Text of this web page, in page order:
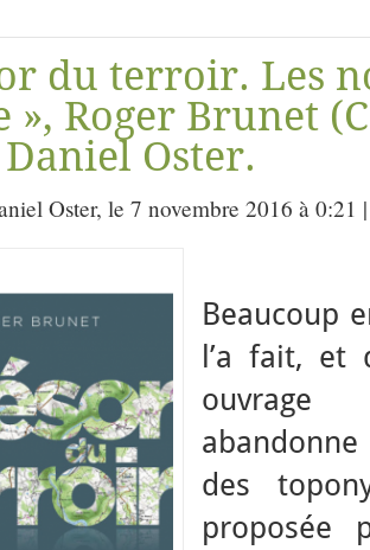
du terroir. Les
», Roger Brunet
Oster.
Oster, le 7 novembre 2016 à
Beaucoup
l’a fait, et
des
proposée